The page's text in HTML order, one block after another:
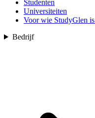
Studenten
Universiteiten
Voor wie StudyGlen is
Bedrijf